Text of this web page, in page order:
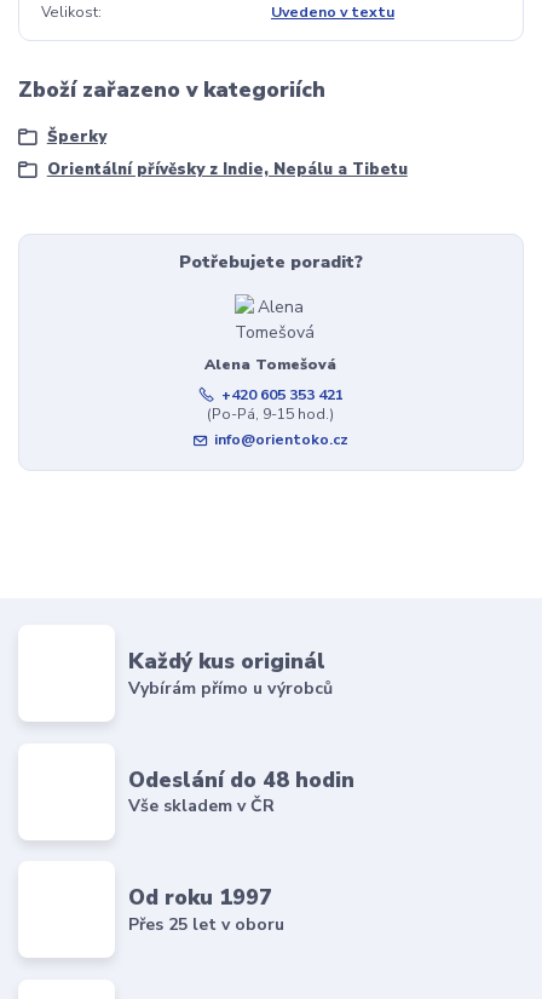
Velikost Uvedeno v textu
Zboží zařazeno v kategoriích
Šperky
Orientální přívěsky z Indie, Nepálu a Tibetu
Potřebujete poradit?
Alena Tomešová
+420 605 353 421
(Po-Pá, 9-15 hod.)
info@orientoko.cz
Každý kus originál
Vybírám přímo u výrobců
Odeslání do 48 hodin
Vše skladem v ČR
Od roku 1997
Přes 25 let v oboru